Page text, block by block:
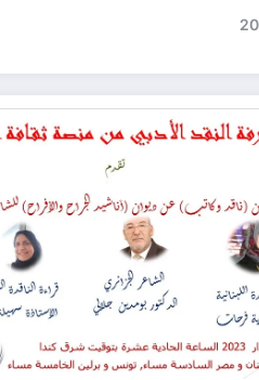
أفضل) وذلك عن رواية
الدكتور محمد اقبال
في القراءات النقدية
النقد الأدبي لمنصة ثقافة
من :